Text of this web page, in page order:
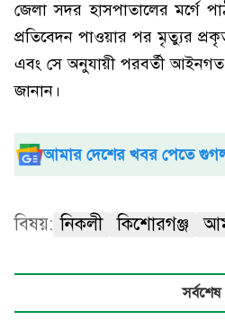
জেলা সদর হাসপাতালের মর্গে
প্রতিবেদন পাওয়ার পর মৃত্যুর
এবং সে অনুযায়ী পরবর্তী আইনগত
জানান।
আমার দেশের খবর পেতে
বিষয়: নিকলী কিশোরগঞ্জ
সর্বশেষ